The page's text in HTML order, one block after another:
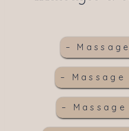
–
–
–